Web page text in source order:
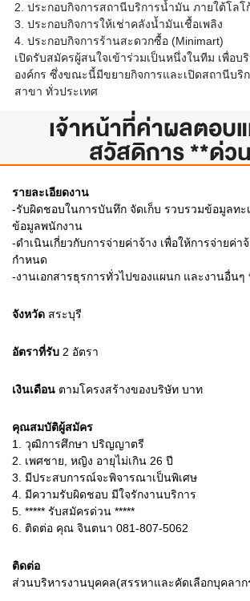
2. ประกอบกิจการสถานีบริการน้ำมัน ภายใต้โลโ
3. ประกอบกิจการให้เช่าคลังน้ำมันเชื้อเพลิง
4. ประกอบกิจการร้านสะดวกซื้อ (Minimart)
เปิดรับสมัครผู้สนใจเข้าร่วมเป็นหนึ่งในทีม เพื่อ
องค์กร ซึ่งขณะนี้มีขยายกิจการและเปิดสถานีบริ
สาขา ทั่วประเทศ
เจ้าหน้าที่ค่าผลตอบ
สวัสดิการ **ด่ว
รายละเอียดงาน
-รับผิดชอบในการบันทึก จัดเก็บ รวบรวมข้อมูลท
ข้อมูลพนักงาน
-ดำเนินเกี่ยวกับการจ่ายค่าจ้าง เพื่อให้การจ่ายค่า
กำหนด
-งานเอกสารธุรการทั่วไปของแผนก และงานอื่นๆ
จังหวัด สระบุรี
อัตราที่รับ 2 อัตรา
เงินเดือน ตามโครงสร้างของบริษัท บาท
คุณสมบัติผู้สมัคร
1.
วุฒิการศึกษา ปริญญาตรี
2.
เพศชาย, หญิง อายุไม่เกิน 26 ปี
3. มีประสบการณ์จะพิจารณาเป็นพิเศษ
4. มีความรับผิดชอบ มีใจรักงานบริการ
5. ***** รับสมัครด่วน *****
6. ติดต่อ คุณ จินตนา 081-807-5062
ติดต่อ
ส่วนบริหารงานบุคคล(สรรหาและคัดเลือกบุคลาก